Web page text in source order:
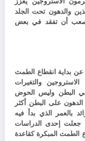
والدهون تحت الجلد
أن تفقد في بعض
شهرا بالتحدث عن بداية انقطاع الطمث
والتغيرات
البطن وليس الحوض
على البطن أكثر
بالعمر الذي بدأ فيه
جعلت إحدى الدراسات
الطمث المبكرة كقاعدة